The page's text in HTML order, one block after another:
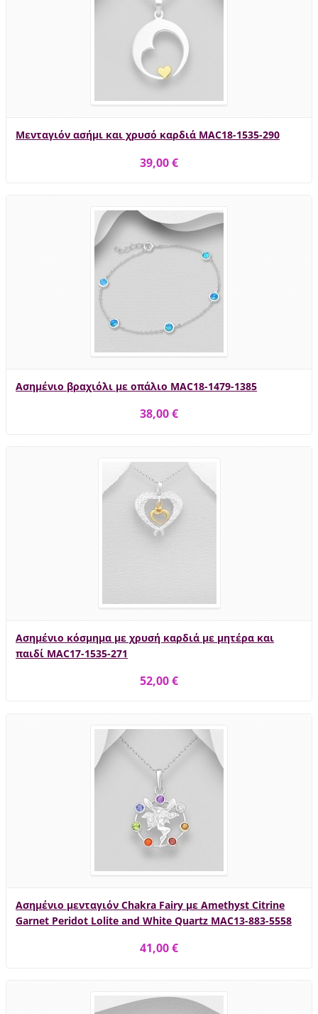
Μενταγιόν ασήμι και χρυσό καρδιά MAC18-1535-290
39,00 €
Ασημένιο βραχιόλι με οπάλιο MAC18-1479-1385
38,00 €
Ασημένιο κόσμημα με χρυσή καρδιά με μητέρα και
παιδί MAC17-1535-271
52,00 €
Ασημένιο μενταγιόν Chakra Fairy με Amethyst Citrine
Garnet Peridot Lolite and White Quartz MAC13-883-5558
41,00 €